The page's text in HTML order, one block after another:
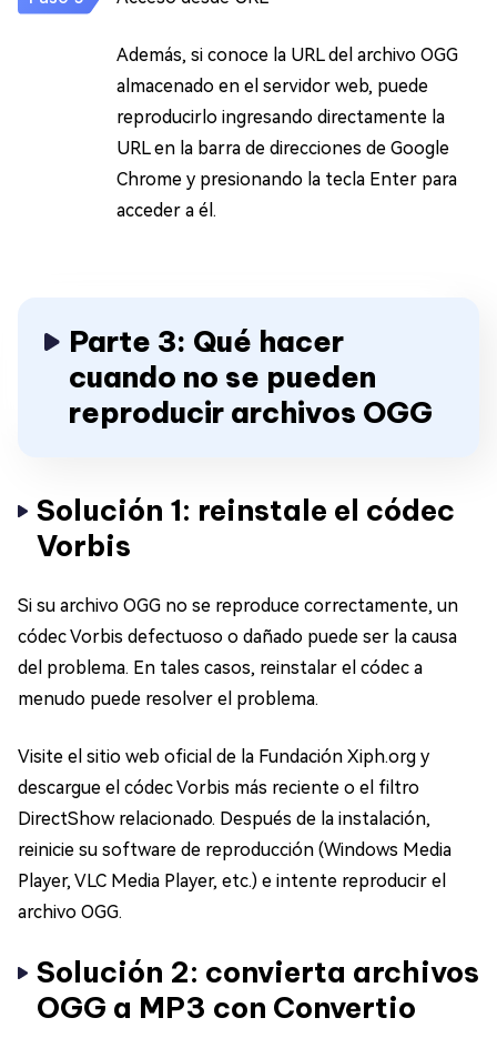
Además, si conoce la URL del archivo OGG
almacenado en el servidor web, puede
reproducirlo ingresando directamente la
URL en la barra de direcciones de Google
Chrome y presionando la tecla Enter para
acceder a él.
Parte 3: Qué hacer
cuando no se pueden
reproducir archivos OGG
Solución 1: reinstale el códec
Vorbis
Si su archivo OGG no se reproduce correctamente, un
códec Vorbis defectuoso o dañado puede ser la causa
del problema. En tales casos, reinstalar el códec a
menudo puede resolver el problema.
Visite el sitio web oficial de la Fundación Xiph.org y
descargue el códec Vorbis más reciente o el filtro
DirectShow relacionado. Después de la instalación,
reinicie su software de reproducción (Windows Media
Player, VLC Media Player, etc.) e intente reproducir el
archivo OGG.
Solución 2: convierta archivos
OGG a MP3 con Convertio